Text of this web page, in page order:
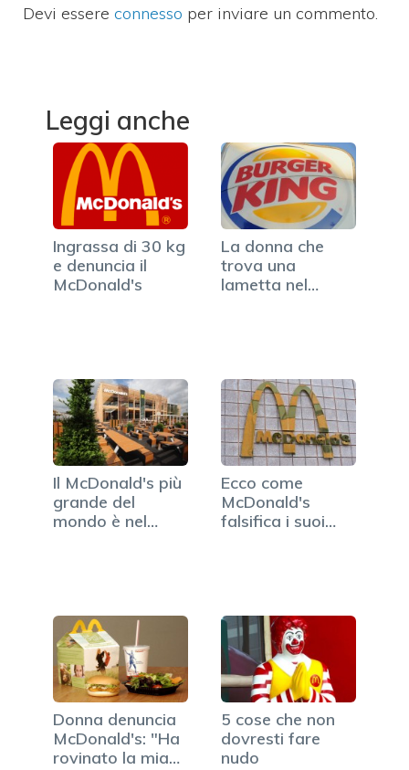
Devi essere connesso per inviare un commento.
Leggi anche
Ingrassa di 30 kg
e denuncia il
McDonald's
La donna che
trova una
lametta nel
Il McDonald's più
grande del
mondo è nel
Ecco come
McDonald's
falsifica i suoi
Donna denuncia
McDonald's: "Ha
rovinato la mia
5 cose che non
dovresti fare
nudo